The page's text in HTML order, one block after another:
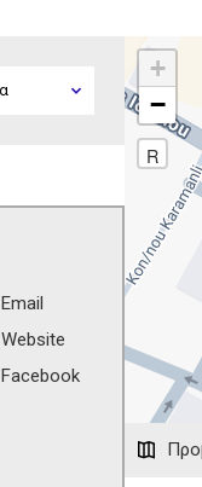
Email
Website
Facebook
+
−
R